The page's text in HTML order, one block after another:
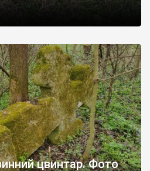
цвинтар. Фото